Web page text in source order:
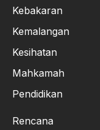
Kebakaran
Kemalangan
Kesihatan
Mahkamah
Pendidikan
Rencana